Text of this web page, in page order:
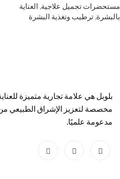
مستحضرات تجميل علاجية, العناية
بالبشرة, ترطيب وتغذية البشرة
بلوبل هي علامة تجارية متميزة
مخصصة لتعزيز الإشراق الطبيعي
مدعومة علميًا.